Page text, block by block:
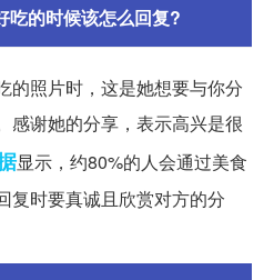
吃的时候该怎么回复?
的照片时，这是她想要与你分
感谢她的分享，表示高兴是很
显示，约80%的人会通过美食
复时要真诚且欣赏对方的分